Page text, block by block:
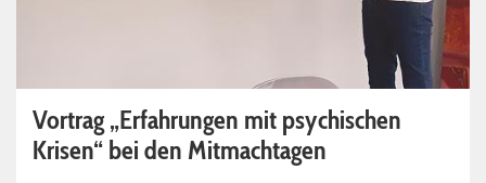
Vortrag „Erfahrungen mit psychischen
Krisen“ bei den Mitmachtagen